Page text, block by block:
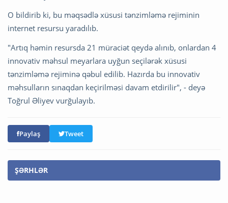
O bildirib ki, bu məqsədlə xüsusi tənzimləmə rejiminin
internet resursu yaradılıb.
"Artıq həmin resursda 21 müraciət qeydə alınıb, onlardan 4
innovativ məhsul meyarlara uyğun seçilərək xüsusi
tənzimləmə rejiminə qəbul edilib. Hazırda bu innovativ
məhsulların sınaqdan keçirilməsi davam etdirilir", - deyə
Toğrul Əliyev vurğulayıb.
Paylaş Tweet
ŞƏRHLƏR